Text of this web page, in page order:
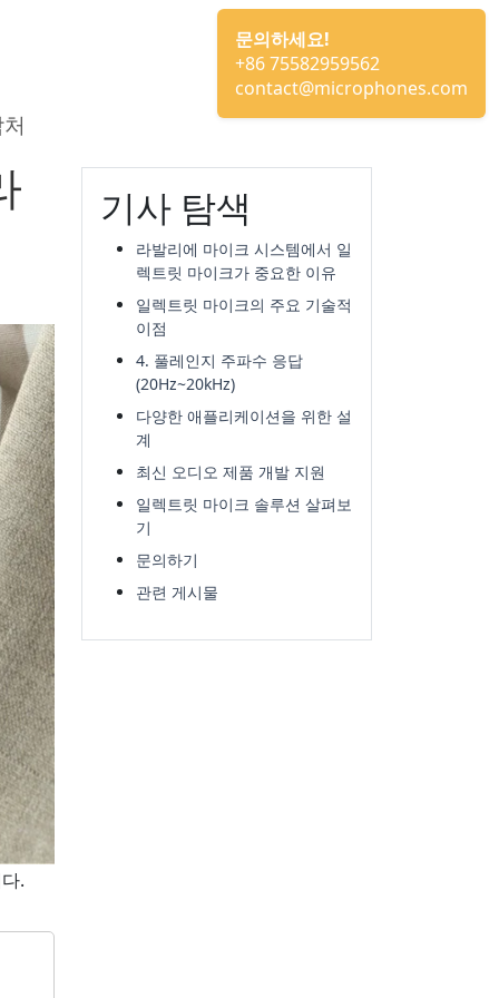
문의하세요!
+86 75582959562
contact@microphones.com
.
기사 탐색
라발리에 마이크 시스템에서 일
렉트릿 마이크가 중요한 이유
일렉트릿 마이크의 주요 기술적
이점
4. 풀레인지 주파수 응답
(20Hz~20kHz)
다양한 애플리케이션을 위한 설
계
최신 오디오 제품 개발 지원
일렉트릿 마이크 솔루션 살펴보
기
문의하기
관련 게시물